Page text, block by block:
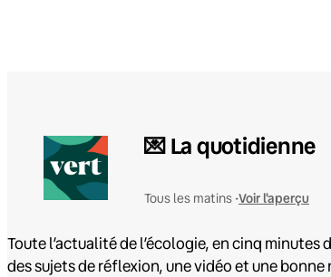
💌 La quotidienne
Tous les matins •Voir l'aperçu
Toute l’actualité de l’écologie, en cinq minutes
des sujets de réflexion, une vidéo et une